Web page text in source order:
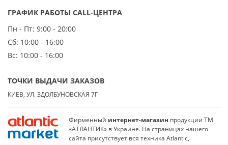
Фирменный интернет-магазин продукции ТМ
«АТЛАНТИК» в Украине. На страницах нашего
сайта присутствует вся техника Atlantic,
ГРАФИК РАБОТЫ CALL-ЦЕНТРА
Пн - Пт: 9:00 - 20:00
Сб: 10:00 - 16:00
Вс: 10:00 - 16:00
ТОЧКИ ВЫДАЧИ ЗАКАЗОВ
КИЕВ, УЛ. ЗДОЛБУНОВСКАЯ 7Г